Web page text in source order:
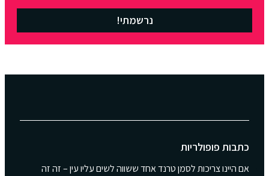
נרשמתי!
כתבות פופולריות
אם היינו צריכות לסמן טרנד אחד ששווה לשים עליו עין – זה זה